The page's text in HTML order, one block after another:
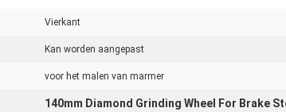
Vierkant
Kan worden aangepast
voor het malen van marmer
140mm Diamond Grinding Wheel For Brake